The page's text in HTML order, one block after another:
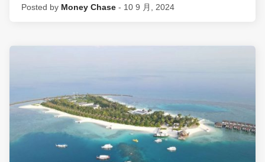
Posted by Money Chase - 10 9 月, 2024